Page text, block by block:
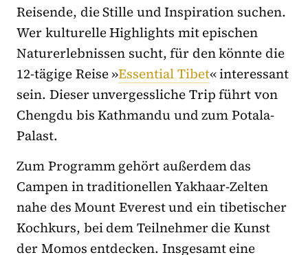
Reisende, die Stille und Inspiration suchen.
Wer kulturelle Highlights mit epischen
Naturerlebnissen sucht, für den könnte die
12-tägige Reise »Essential Tibet« interessant
sein. Dieser unvergessliche Trip führt von
Chengdu bis Kathmandu und zum Potala-
Palast.
Zum Programm gehört außerdem das
Campen in traditionellen Yakhaar-Zelten
nahe des Mount Everest und ein tibetischer
Kochkurs, bei dem Teilnehmer die Kunst
der Momos entdecken. Insgesamt eine